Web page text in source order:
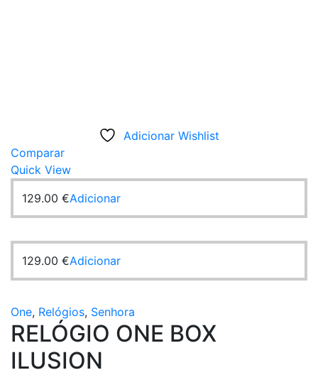
Adicionar Wishlist
Comparar
Quick View
129.00 €Adicionar
129.00 €Adicionar
One, Relógios, Senhora
RELÓGIO ONE BOX
ILUSION